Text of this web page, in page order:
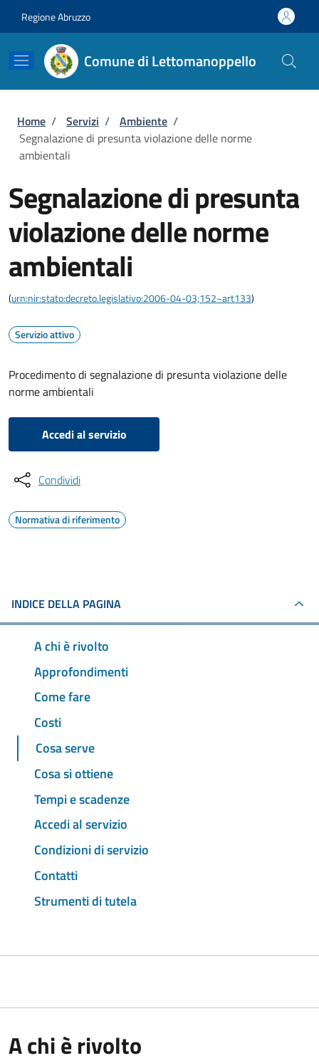
Regione Abruzzo
Comune di Lettomanoppello
Briciole di pane
Home / Servizi / Ambiente /
Segnalazione di presunta violazione delle norme
ambientali
Segnalazione di presunta
violazione delle norme
ambientali
(urn:nir:stato:decreto.legislativo:2006-04-03;152~art133)
Servizio attivo
Procedimento di segnalazione di presunta violazione delle
norme ambientali
Accedi al servizio
Condividi
Normativa di riferimento
INDICE DELLA PAGINA
A chi è rivolto
Approfondimenti
Come fare
Costi
Cosa serve
Cosa si ottiene
Tempi e scadenze
Accedi al servizio
Condizioni di servizio
Contatti
Strumenti di tutela
A chi è rivolto